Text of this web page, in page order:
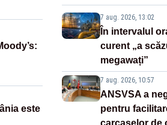
este
7 aug. 2026, 13:02
În intervalul
curent „a
megawați”
7 aug. 2026, 10:57
ANSVSA a
pentru